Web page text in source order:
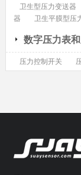
卫生型压力变送器
器
卫生平膜型压
数字压力表
压力控制开关